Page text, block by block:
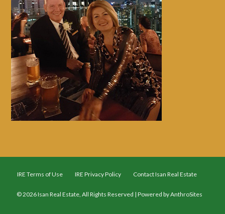
IRE Terms of Use IRE Privacy Policy Contact Isan Real Estate
© 2026 Isan Real Estate, All Rights Reserved | Powered byAnthroSites